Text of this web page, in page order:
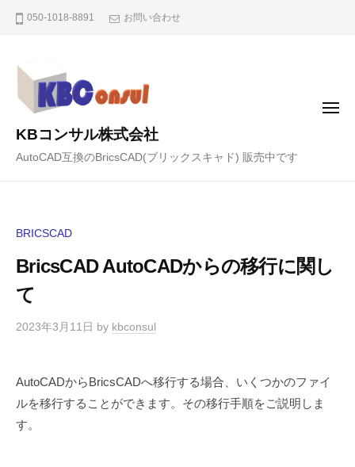
050-1018-8891 お問い合わせ
KBコンサル株式会社
AutoCAD互換のBricsCAD(ブリックスキャド) 販売中です
メ
BRICSCAD
BricsCAD AutoCADからの移行に関し
て
2023年3月11日 by kbconsul
AutoCADからBricsCADへ移行する場合、いくつかのファイ
ルを移行することができます。その移行手順をご説明しま
す。